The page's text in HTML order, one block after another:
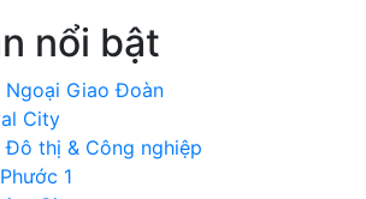
nổi bật
Ngoại Giao Đoàn
City
Đô thị & Công nghiệp
1